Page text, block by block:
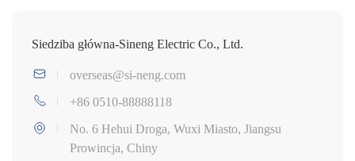
Siedziba główna-Sineng Electric Co., Ltd.
overseas@si-neng.com
+86 0510-88888118
No. 6 Hehui Droga, Wuxi Miasto, Jiangsu
Prowincja, Chiny